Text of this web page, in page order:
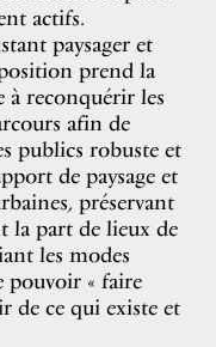
actifs.
paysager et
prend la
reconquérir les
afin de
publics robuste et
de paysage et
préservant
la part de lieux de
les modes
pouvoir « faire
de ce qui existe et